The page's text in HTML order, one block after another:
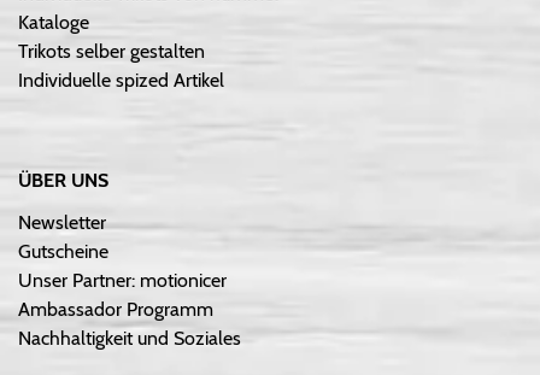
Kataloge
Trikots selber gestalten
Individuelle spized Artikel
ÜBER UNS
Newsletter
Gutscheine
Unser Partner: motionicer
Ambassador Programm
Nachhaltigkeit und Soziales